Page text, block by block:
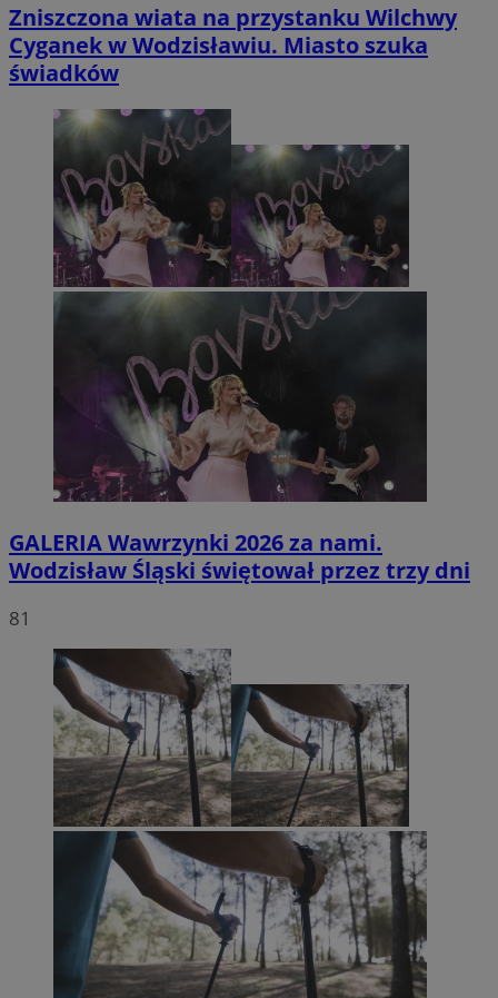
Zniszczona wiata na przystanku Wilchwy
Cyganek w Wodzisławiu. Miasto szuka
świadków
GALERIAWawrzynki 2026 za nami.
Wodzisław Śląski świętował przez trzy dni
81